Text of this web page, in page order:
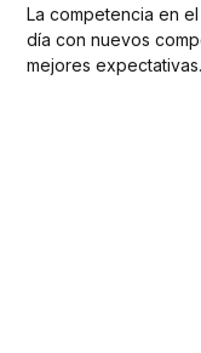
La competencia en
día con nuevos
mejores